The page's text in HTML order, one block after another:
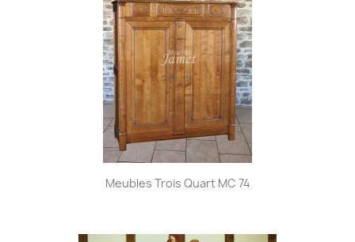
Meubles Trois Quart MC 74